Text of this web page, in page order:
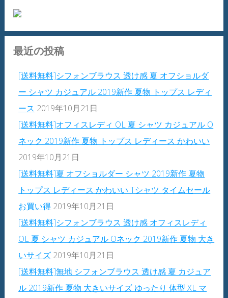
最近の投稿
[送料無料]シフォンブラウス 透け感 夏 オフショルダ
ー シャツ カジュアル 2019新作 夏物 トップス レディ
ース 2019年10月21日
[送料無料]オフィスレディ OL 夏 シャツ カジュアル O
ネック 2019新作 夏物 トップス レディース かわいい
2019年10月21日
[送料無料]夏 オフショルダー シャツ 2019新作 夏物
トップス レディース かわいい Tシャツ タイムセール
お買い得 2019年10月21日
[送料無料]シフォンブラウス 透け感 オフィスレディ
OL 夏 シャツ カジュアル Oネック 2019新作 夏物 大き
いサイズ 2019年10月21日
[送料無料]無地 シフォンブラウス 透け感 夏 カジュア
ル 2019新作 夏物 大きいサイズ ゆったり 体型 XL マ